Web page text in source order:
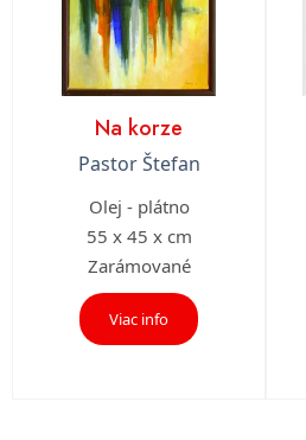
Na korze
Pastor Štefan
Olej - plátno
55 x 45 x cm
Zarámované
Viac info